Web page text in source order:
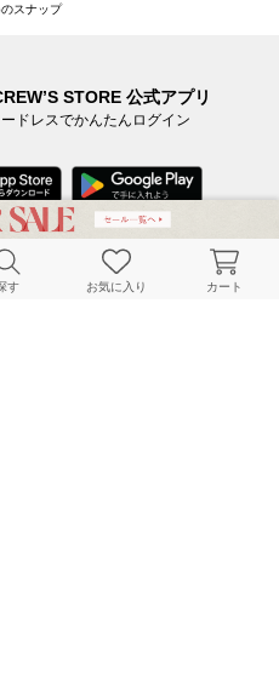
スナップ
STORE 公式アプリ
ドレスでかんたんログイン
SERVICE
す お気に入り カート